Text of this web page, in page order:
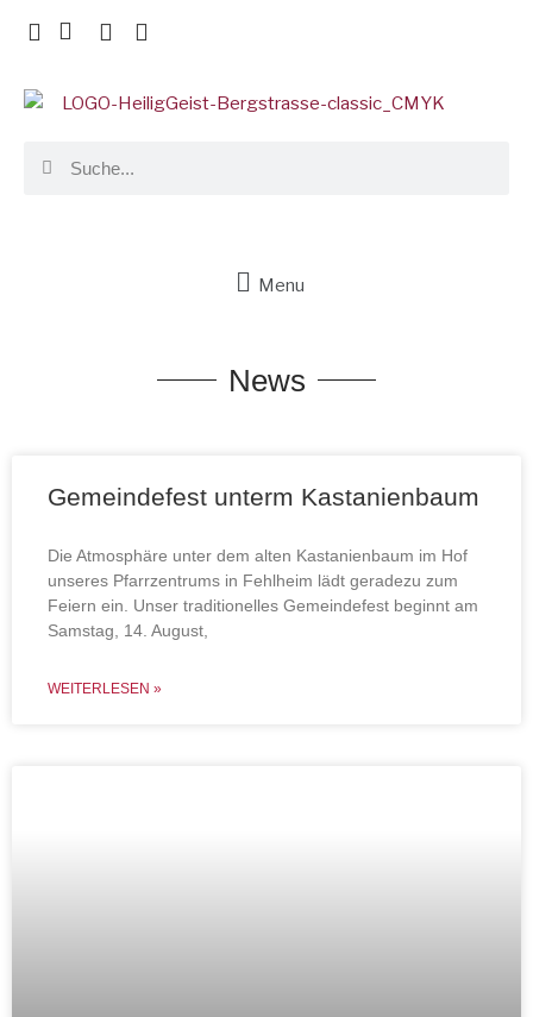
Menu
News
Gemeindefest unterm Kastanienbaum
Die Atmosphäre unter dem alten Kastanienbaum im Hof
unseres Pfarrzentrums in Fehlheim lädt geradezu zum
Feiern ein. Unser traditionelles Gemeindefest beginnt am
Samstag, 14. August,
WEITERLESEN »